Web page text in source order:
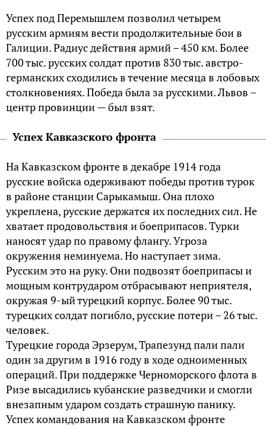
Успех под Перемышлем позволил четырем
русским армиям вести продолжительные бои в
Галиции. Радиус действия армий – 450 км. Более
700 тыс. русских солдат против 830 тыс. австро-
германских сходились в течение месяца в лобовых
столкновениях. Победа была за русскими. Львов –
центр провинции — был взят.
Успех Кавказского фронта
На Кавказском фронте в декабре 1914 года
русские войска одерживают победы против турок
в районе станции Сарыкамыш. Она плохо
укреплена, русские держатся их последних сил. Не
хватает продовольствия и боеприпасов. Турки
наносят удар по правому флангу. Угроза
окружения неминуема. Но наступает зима.
Русским это на руку. Они подвозят боеприпасы и
мощным контрударом отбрасывают неприятеля,
окружая 9-ый турецкий корпус. Более 90 тыс.
турецких солдат погибло, русские потери – 26 тыс.
человек.
Турецкие города Эрзерум, Трапезунд пали пали
один за другим в 1916 году в ходе одноименных
операций. При поддержке Черноморского флота в
Ризе высадились кубанские разведчики и смогли
внезапным ударом создать страшную панику.
Успех командования на Кавказском фронте